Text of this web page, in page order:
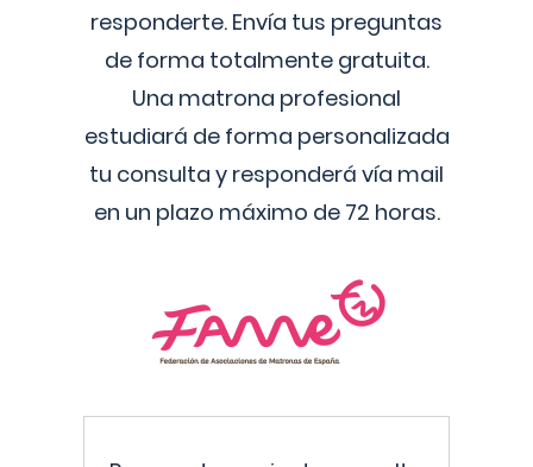
responderte. Envía tus preguntas
de forma totalmente gratuita.
Una matrona profesional
estudiará de forma personalizada
tu consulta y responderá vía mail
en un plazo máximo de 72 horas.